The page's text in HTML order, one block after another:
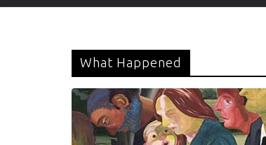
What Happened